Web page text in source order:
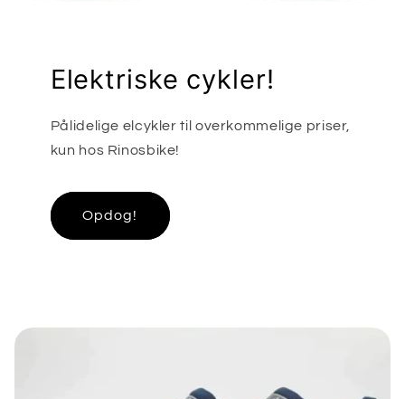
Elektriske cykler!
Pålidelige elcykler til overkommelige priser,
kun hos Rinosbike!
Opdog!